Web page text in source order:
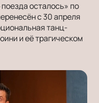
осталось» по
с 30 апреля
танц-
и её трагическом